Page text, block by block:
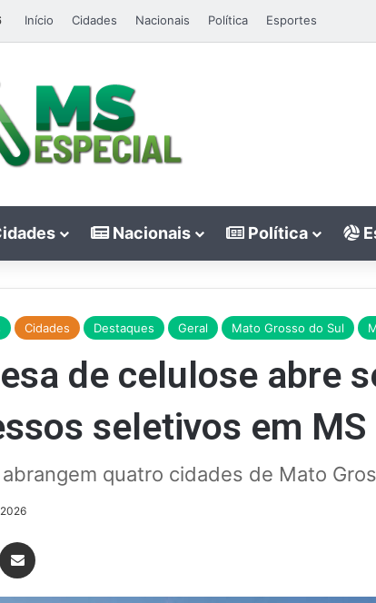
Início Cidades Nacionais Política Esportes
Nacionais Política
Cidades Destaques Geral Mato Grosso do Sul
de celulose abre
seletivos em MS
quatro cidades de Mato